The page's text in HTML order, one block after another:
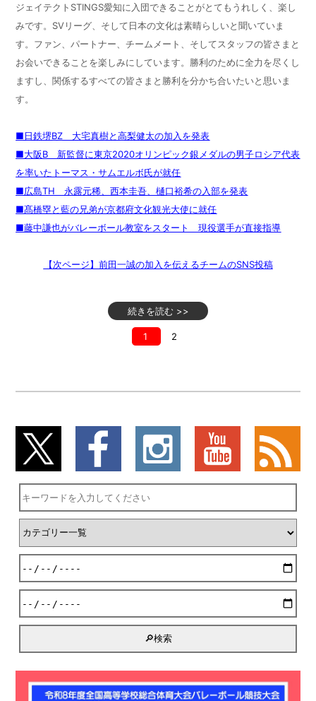
ジェイテクトSTINGS愛知に入団できることがとてもうれしく、楽し
みです。SVリーグ、そして日本の文化は素晴らしいと聞いていま
す。ファン、パートナー、チームメート、そしてスタッフの皆さまと
お会いできることを楽しみにしています。勝利のために全力を尽くし
ますし、関係するすべての皆さまと勝利を分かち合いたいと思いま
す。
■日鉄堺BZ 大宅真樹と高梨健太の加入を発表
■大阪B 新監督に東京2020オリンピック銀メダルの男子ロシア代表
を率いたトーマス・サムエルボ氏が就任
■広島TH 永露元稀、西本圭吾、樋口裕希の入部を発表
■髙橋塁と藍の兄弟が京都府文化観光大使に就任
■藤中謙也がバレーボール教室をスタート 現役選手が直接指導
【次ページ】前田一誠の加入を伝えるチームのSNS投稿
続きを読む >>
1 2